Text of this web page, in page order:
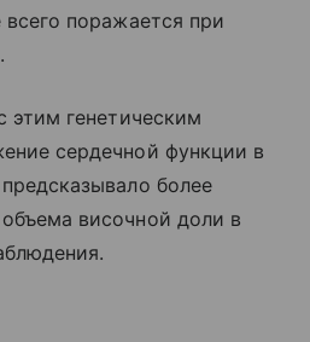
поражается при
этим генетическим
сердечной функции в
более
височной доли в